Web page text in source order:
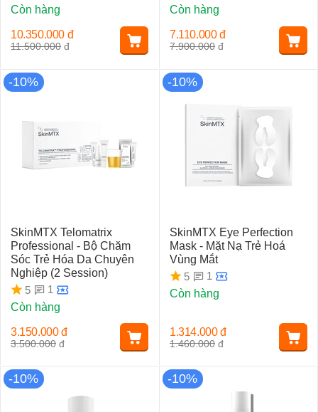
Còn hàng
11.500.000 đ
10.350.000 đ
Còn hàng
7.900.000 đ
7.110.000 đ
-10%
SkinMTX Telomatrix
Professional - Bộ Chăm
Sóc Trẻ Hóa Da Chuyên
Nghiệp (2 Session)
5
1
Còn hàng
3.500.000 đ
3.150.000 đ
-10%
SkinMTX Eye Perfection
Mask - Mặt Nạ Trẻ Hoá
Vùng Mắt
5
1
Còn hàng
1.460.000 đ
1.314.000 đ
-10% -10%